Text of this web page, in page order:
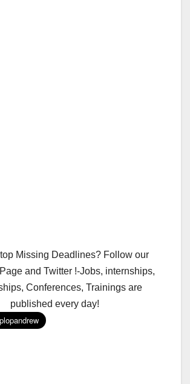
Missing Deadlines? Follow our
and Twitter !-Jobs, internships,
Conferences, Trainings are
published every day!